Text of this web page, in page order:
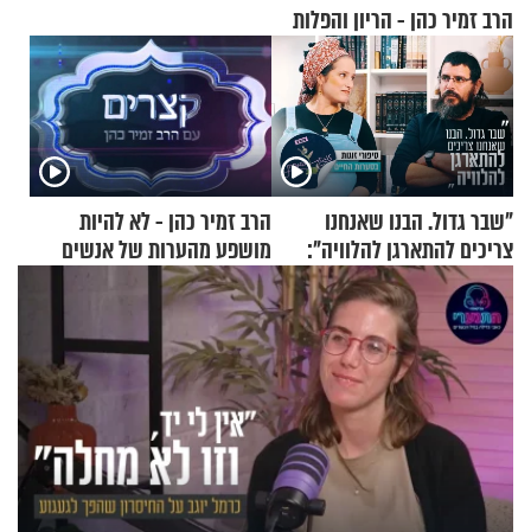
הרב זמיר כהן - הריון והפלות
"שבר גדול. הבנו שאנחנו
צריכים להתארגן להלוויה":
זוגיות במבחן, הפעם עם מרים
וגד דנינו
הרב זמיר כהן - לא להיות
מושפע מהערות של אנשים